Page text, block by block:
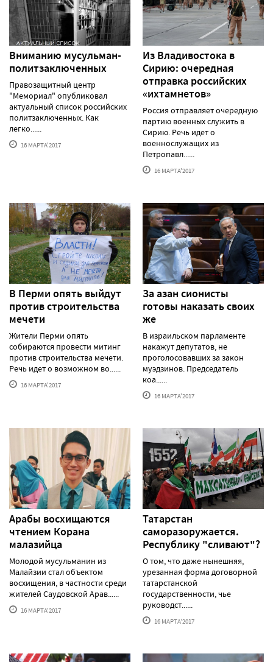
Вниманию мусульман-
политзаключенных
Правозащитный центр
"Мемориал" опубликовал
актуальный список российских
политзаключенных. Как
легко......
16 МАРТА'2017
Из Владивостока в
Сирию: очередная
отправка российских
«ихтамнетов»
Россия отправляет очередную
партию военных служить в
Сирию. Речь идет о
военнослужащих из
Петропавл......
16 МАРТА'2017
В Перми опять выйдут
против строительства
мечети
Жители Перми опять
собираются провести митинг
против строительства мечети.
Речь идет о возможном во......
16 МАРТА'2017
За азан сионисты
готовы наказать своих
же
В израильском парламенте
накажут депутатов, не
проголосовавших за закон
муэдзинов. Председатель
коа......
16 МАРТА'2017
Арабы восхищаются
чтением Корана
малазийца
Молодой мусульманин из
Малайзии стал объектом
восхищения, в частности среди
жителей Саудовской Арав......
16 МАРТА'2017
Татарстан
саморазоружается.
Республику "сливают"?
О том, что даже нынешняя,
урезанная форма договорной
татарстанской
государственности, чье
руководст......
16 МАРТА'2017